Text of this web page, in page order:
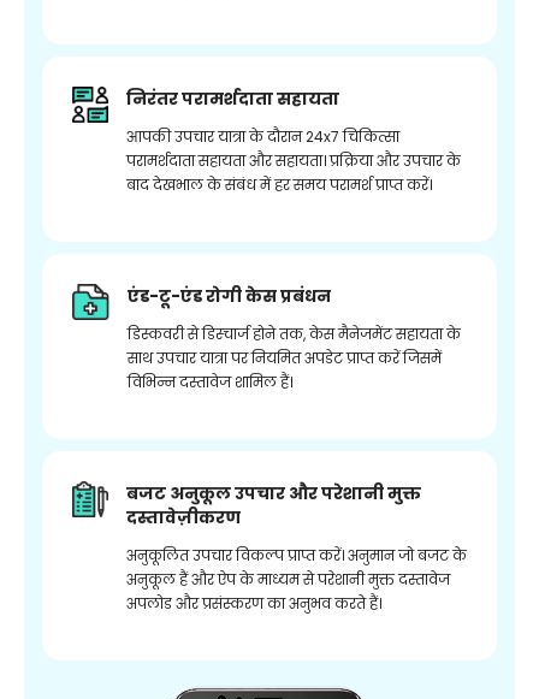
निरंतर परामर्शदाता सहायता
आपकी उपचार यात्रा के दौरान 24x7 चिकित्सा
परामर्शदाता सहायता और सहायता। प्रक्रिया और उपचार के
बाद देखभाल के संबंध में हर समय परामर्श प्राप्त करें।
एंड-टू-एंड रोगी केस प्रबंधन
डिस्कवरी से डिस्चार्ज होने तक, केस मैनेजमेंट सहायता के
साथ उपचार यात्रा पर नियमित अपडेट प्राप्त करें जिसमें
विभिन्न दस्तावेज शामिल हैं।
बजट अनुकूल उपचार और परेशानी मुक्त
दस्तावेज़ीकरण
अनुकूलित उपचार विकल्प प्राप्त करें। अनुमान जो बजट के
अनुकूल हैं और ऐप के माध्यम से परेशानी मुक्त दस्तावेज
अपलोड और प्रसंस्करण का अनुभव करते हैं।